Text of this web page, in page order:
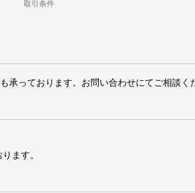
取引条件
承っております。お問い合わせにてご相談く
ます。